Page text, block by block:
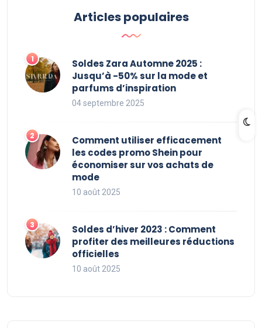
Articles populaires
Soldes Zara Automne 2025 :
Jusqu’à -50% sur la mode et
parfums d’inspiration
04 septembre 2025
Comment utiliser efficacement
les codes promo Shein pour
économiser sur vos achats de
mode
10 août 2025
Soldes d’hiver 2023 : Comment
profiter des meilleures réductions
officielles
10 août 2025